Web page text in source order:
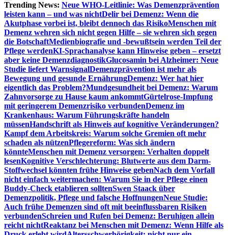
Trending News: Neue WHO-Leitlinie: Was Demenzprävention
leisten kann – und was nichtDelir bei Demenz: Wenn die
Akutphase vorbei ist, bleibt dennoch das RisikoMenschen mit
Demenz wehren sich nicht gegen Hilfe – sie wehren sich gegen
die BotschaftMedienbiografie und -bewußtsein werden Teil der
Pflege werdenKI-Sprachanalyse kann Hinweise geben – ersetzt
aber keine DemenzdiagnostikGlucosamin bei Alzheimer: Neue
Studie liefert WarnsignalDemenzprävention ist mehr als
Bewegung und gesunde ErnährungDemenz: Wer hat hier
eigentlich das Problem?Mundgesundheit bei Demenz: Warum
Zahnvorsorge zu Hause kaum ankommtGürtelrose-Impfung
mit geringerem Demenzrisiko verbundenDemenz im
Krankenhaus: Warum Führungskräfte handeln
müssenHandschrift als Hinweis auf kognitive Veränderungen?
Kampf dem Arbeitskreis: Warum solche Gremien oft mehr
schaden als nützenPflegereform: Was sich ändern
könnteMenschen mit Demenz versorgen: Verhalten doppelt
lesenKognitive Verschlechterung: Blutwerte aus dem Darm-
Stoffwechsel könnten frühe Hinweise gebenNach dem Vorfall
nicht einfach weitermachen: Warum Sie in der Pflege einen
Buddy-Check etablieren solltenSwen Staack über
Demenzpolitik, Pflege und falsche HoffnungenNeue Studie:
Auch frühe Demenzen sind oft mit beeinflussbaren Risiken
verbundenSchreien und Rufen bei Demenz: Beruhigen allein
reicht nichtReaktanz bei Menschen mit Demenz: Wenn Hilfe als